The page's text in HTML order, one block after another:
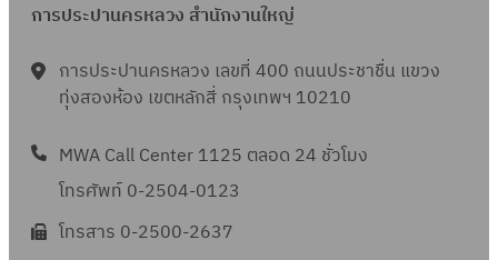
การประปานครหลวง สำนักงานใหญ่
การประปานครหลวง เลขที่ 400 ถนนประชาชื่น แขวง
ทุ่งสองห้อง เขตหลักสี่ กรุงเทพฯ 10210
MWA Call Center 1125 ตลอด 24 ชั่วโมง
โทรศัพท์ 0-2504-0123
โทรสาร 0-2500-2637